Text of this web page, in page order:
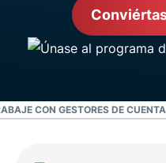
CON GESTORES DE